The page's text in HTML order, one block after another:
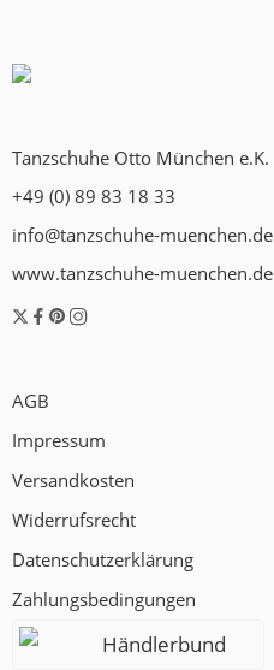
Tanzschuhe Otto München e.K.
+49 (0) 89 83 18 33
info@tanzschuhe-muenchen.de
www.tanzschuhe-muenchen.de
AGB
Impressum
Versandkosten
Widerrufsrecht
Datenschutzerklärung
Zahlungsbedingungen
Händlerbund